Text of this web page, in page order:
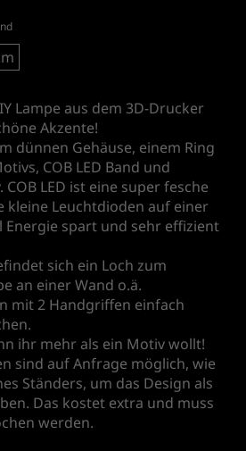
Lampe aus dem 3D-Drucker
Akzente!
dünnen Gehäuse, einem Ring
COB LED Band und
LED ist eine super fesche
kleine Leuchtdioden auf einer
Energie spart und sehr effizient
sich ein Loch zum
an einer Wand o.ä.
mit 2 Handgriffen einfach
ihr mehr als ein Motiv wollt!
sind auf Anfrage möglich, wie
Ständers, um das Design als
Das kostet extra und muss
werden.